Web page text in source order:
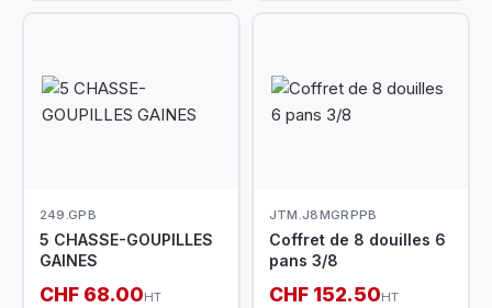
249.GPB
5 CHASSE-GOUPILLES
GAINES
CHF 68.00HT
JTM.J8MGRPPB
Coffret de 8 douilles 6
pans 3/8
CHF 152.50HT